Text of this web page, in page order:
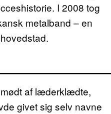
I 2008 tog
metalband – en
mødt af læderklædte,
givet sig selv navne